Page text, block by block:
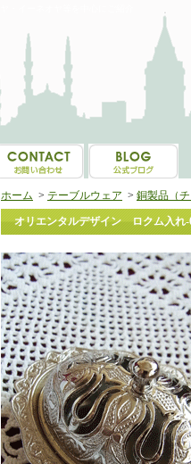
ホーム > テーブルウェア > 銅製品（
オリエンタルデザイン ロクム入れ-